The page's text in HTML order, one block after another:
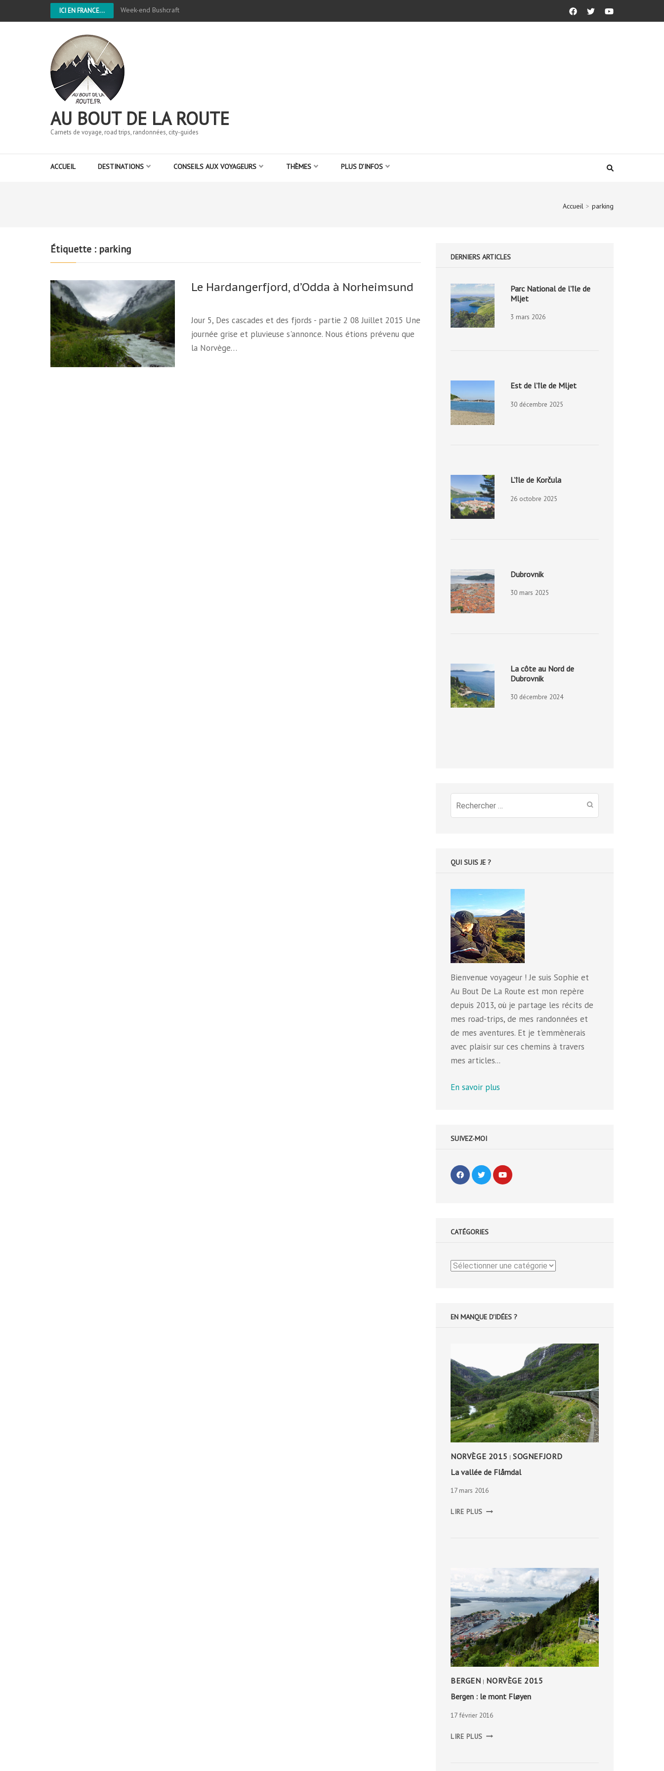
ICI EN FRANCE... Week-end Bushcraft
AU BOUT DE LA ROUTE
Carnets de voyage, road trips, randonnées, city-guides
ACCUEIL DESTINATIONS CONSEILS AUX VOYAGEURS THÈMES PLUS D’INFOS
Accueil > parking
Étiquette : parking
Le Hardangerfjord, d’Odda à Norheimsund
Jour 5, Des cascades et des fjords - partie 2 08 Juillet 2015 Une
journée grise et pluvieuse s'annonce. Nous étions prévenu que
la Norvège…
DERNIERS ARTICLES
Parc National de l’île de
Mljet
3 mars 2026
Est de l’île de Mljet
30 décembre 2025
L’île de Korčula
26 octobre 2025
Dubrovnik
30 mars 2025
La côte au Nord de
Dubrovnik
30 décembre 2024
Recherche
pour
QUI SUIS JE ?
Bienvenue voyageur ! Je suis Sophie et
Au Bout De La Route est mon repère
depuis 2013, où je partage les récits de
mes road-trips, de mes randonnées et
de mes aventures. Et je t'emmènerais
avec plaisir sur ces chemins à travers
mes articles...
En savoir plus
SUIVEZ-MOI
CATÉGORIES
Catégories
EN MANQUE D'IDÉES ?
NORVÈGE 2015 | SOGNEFJORD
La vallée de Flåmdal
17 mars 2016
LIRE PLUS VALLÉE
BERGEN | NORVÈGE 2015
Bergen : le mont Fløyen
17 février 2016
LIRE PLUS